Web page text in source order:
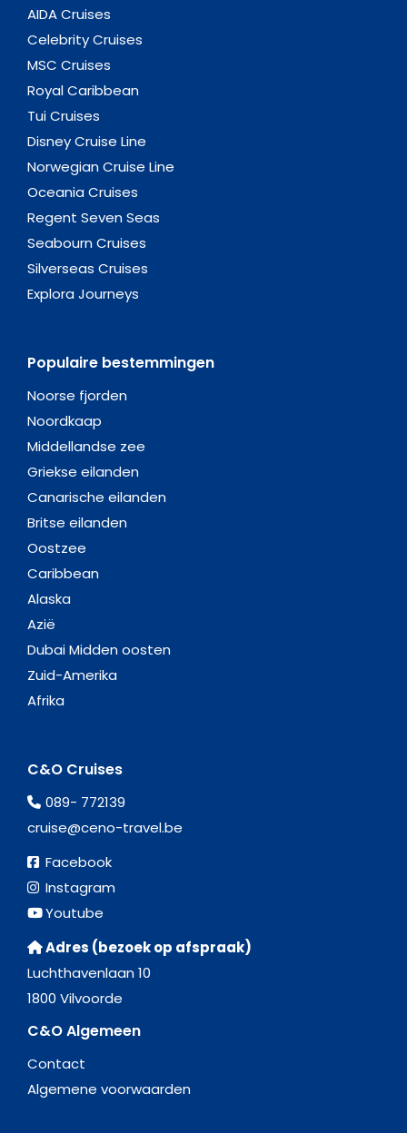
AIDA Cruises
Celebrity Cruises
MSC Cruises
Royal Caribbean
Tui Cruises
Disney Cruise Line
Norwegian Cruise Line
Oceania Cruises
Regent Seven Seas
Seabourn Cruises
Silverseas Cruises
Explora Journeys
Populaire bestemmingen
Noorse fjorden
Noordkaap
Middellandse zee
Griekse eilanden
Canarische eilanden
Britse eilanden
Oostzee
Caribbean
Alaska
Azië
Dubai Midden oosten
Zuid-Amerika
Afrika
C&O Cruises
089- 772139
cruise@ceno-travel.be
Facebook
Instagram
Youtube
Adres (bezoek op afspraak)
Luchthavenlaan 10
1800 Vilvoorde
C&O Algemeen
Contact
Algemene voorwaarden